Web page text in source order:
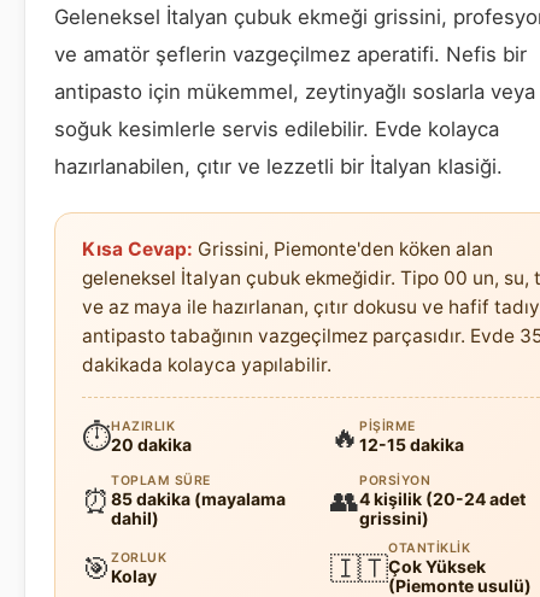
Geleneksel İtalyan çubuk ekmeği grissini,
ve amatör şeflerin vazgeçilmez aperatifi. Nefis bir
antipasto için mükemmel, zeytinyağlı soslarla veya
soğuk kesimlerle servis edilebilir. Evde kolayca
hazırlanabilen, çıtır ve lezzetli bir İtalyan klasiği.
Kısa Cevap: Grissini, Piemonte'den köken alan
geleneksel İtalyan çubuk ekmeğidir. Tipo 00 un, su,
ve az maya ile hazırlanan, çıtır dokusu ve hafif
antipasto tabağının vazgeçilmez parçasıdır. Evde
dakikada kolayca yapılabilir.
⏱HAZIRLIK
20 dakika 🔥 PIŞIRME
12-15 dakika
⏰
TOPLAM SÜRE
85 dakika (mayalama
dahil)
👥
PORSIYON
4 kişilik (20-24 adet
grissini)
🎯 ZORLUK
Kolay 🇮🇹
OTANTIKLIK
Çok Yüksek
(Piemonte usulü)